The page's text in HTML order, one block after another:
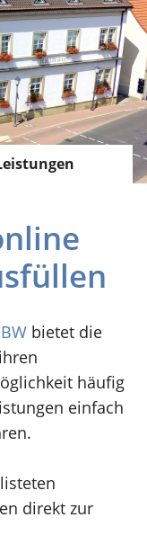
bietet die
häufig
einfach
direkt zur